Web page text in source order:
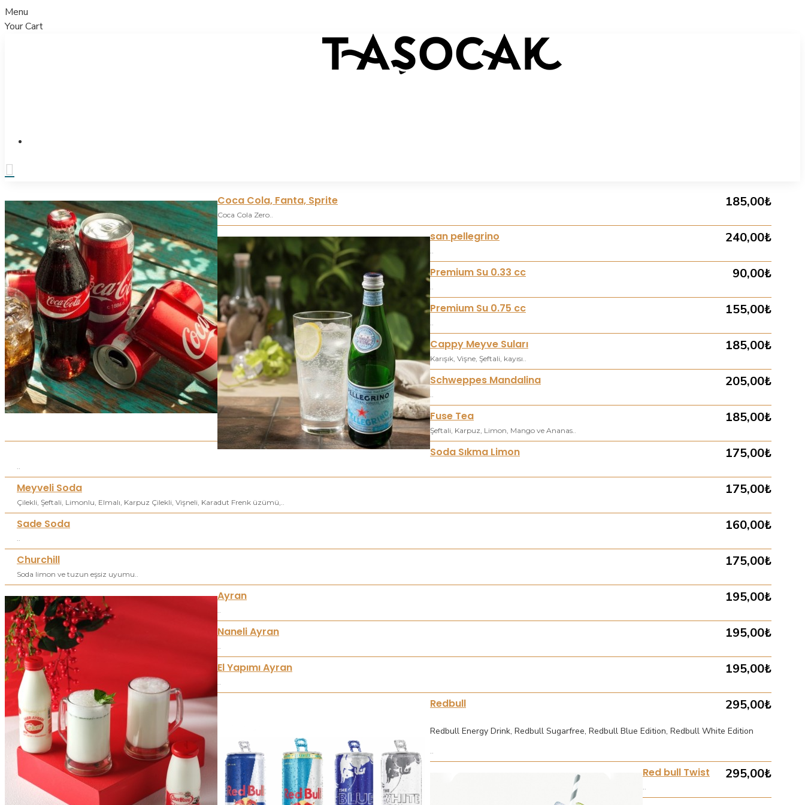
Menu
Your Cart
Coca Cola, Fanta, Sprite 185,00₺
Coca Cola Zero..
san pellegrino 240,00₺
..
Premium Su 0.33 cc 90,00₺
..
Premium Su 0.75 cc 155,00₺
..
Cappy Meyve Suları 185,00₺
Karışık, Vişne, Şeftali, kayısı..
Schweppes Mandalina 205,00₺
..
Fuse Tea 185,00₺
Şeftali, Karpuz, Limon, Mango ve Ananas..
Soda Sıkma Limon 175,00₺
..
Meyveli Soda 175,00₺
Çilekli, Şeftali, Limonlu, Elmalı, Karpuz Çilekli, Vişneli, Karadut Frenk üzümü,..
Sade Soda 160,00₺
..
Churchill 175,00₺
Soda limon ve tuzun eşsiz uyumu..
Ayran 195,00₺
..
Naneli Ayran 195,00₺
..
El Yapımı Ayran 195,00₺
..
Redbull 295,00₺
Redbull Energy Drink, Redbull Sugarfree, Redbull Blue Edition, Redbull White Edition
..
Red bull Twist 295,00₺
..